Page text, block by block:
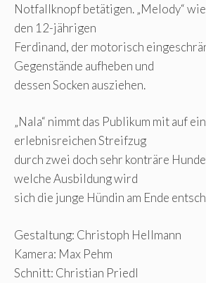
Notfallknopf betätigen. „Melody“
den 12-jährigen
Ferdinand, der motorisch
Gegenstände aufheben und
dessen Socken ausziehen.
„Nala“ nimmt das Publikum mit auf
erlebnisreichen Streifzug
durch zwei doch sehr konträre
welche Ausbildung wird
sich die junge Hündin am Ende
Gestaltung: Christoph Hellmann
Kamera: Max Pehm
Schnitt: Christian Priedl